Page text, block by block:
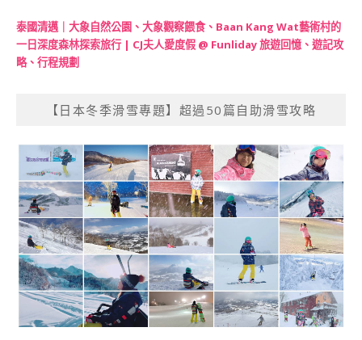
泰國清邁｜大象自然公園、大象觀察餵食、Baan Kang Wat藝術村的
一日深度森林探索旅行 | CJ夫人愛度假 @ Funliday 旅遊回憶、遊記攻
略、行程規劃
【日本冬季滑雪專題】超過50篇自助滑雪攻略